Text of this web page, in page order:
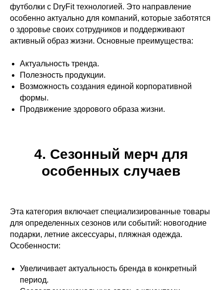
футболки с DryFit технологией. Это направление
особенно актуально для компаний, которые заботятся
о здоровье своих сотрудников и поддерживают
активный образ жизни. Основные преимущества:
Актуальность тренда.
Полезность продукции.
Возможность создания единой корпоративной
формы.
Продвижение здорового образа жизни.
4. Сезонный мерч для
особенных случаев
Эта категория включает специализированные товары
для определенных сезонов или событий: новогодние
подарки, летние аксессуары, пляжная одежда.
Особенности:
Увеличивает актуальность бренда в конкретный
период.